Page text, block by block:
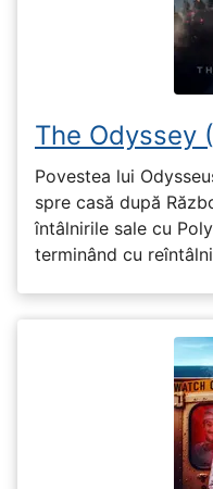
The Odyssey
Povestea lui
spre casă după
întâlnirile sale cu
terminând cu